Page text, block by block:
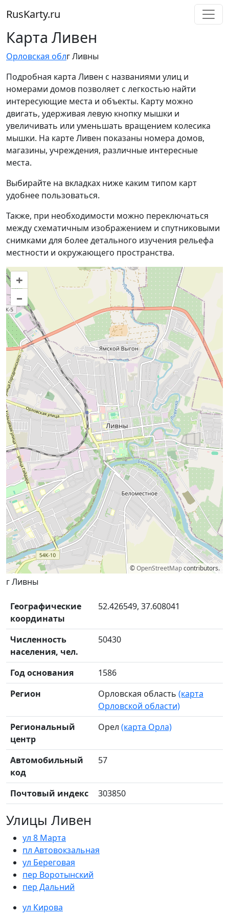
RusKarty.ru
Карта Ливен
Орловская облг Ливны
Подробная карта Ливен с названиями улиц и
номерами домов позволяет с легкостью найти
интересующие места и объекты. Карту можно
двигать, удерживая левую кнопку мышки и
увеличивать или уменьшать вращением колесика
мышки. На карте Ливен показаны номера домов,
магазины, учреждения, различные интересные
места.
Выбирайте на вкладках ниже каким типом карт
удобнее пользоваться.
Также, при необходимости можно переключаться
между схематичным изображением и спутниковыми
снимками для более детального изучения рельефа
местности и окружающего пространства.
+
–
©OpenStreetMapcontributors.
г Ливны
Географические
координаты
52.426549, 37.608041
Численность
населения, чел.
50430
Год основания
1586
Регион
Орловская область (карта
Орловской области)
Региональный
центр
Орел (карта Орла)
Автомобильный
код
57
Почтовый индекс 303850
Улицы Ливен
ул 8 Марта
пл Автовокзальная
ул Береговая
пер Воротынский
пер Дальний
ул Кирова